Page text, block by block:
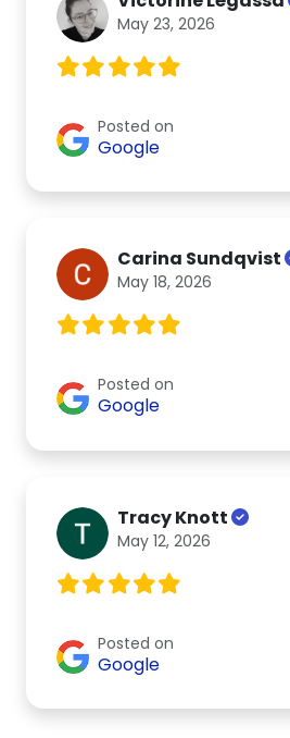
May 23, 2026
Posted on
Google
Carina Sundqvist
May 18, 2026
Posted on
Google
Tracy Knott
May 12, 2026
Posted on
Google